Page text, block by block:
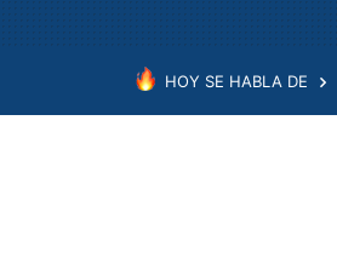
HOY SE HABLA DE